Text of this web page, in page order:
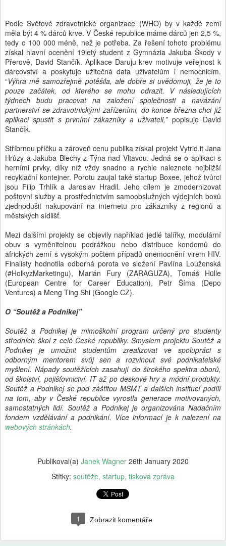
Podle Světové zdravotnické organizace (WHO) by v každé zemi
měla být 4 % dárců krve. V České republice máme dárců jen 2,5 %,
tedy o 100 000 méně, než je potřeba. Za řešení tohoto problému
získal hlavní ocenění 19letý student z Gymnázia Jakuba Škody v
Přerově, David Stančík. Aplikace Daruju krev motivuje veřejnost k
dárcovství a poskytuje užitečná data uživatelům i nemocnicím.
“Výhra mě samozřejmě potěšila, ale dobře si uvědomuji, že je to
pouze začátek, od kterého se mohu odrazit. V následujících
týdnech budu pracovat na založení společnosti a navázání
partnerství se zdravotnickými zařízeními, do konce března chci již
aplikaci spustit s prvními zákazníky a uživateli,” popisuje David
Stančík.
Stříbrnou příčku a zároveň cenu publika získal projekt Vytrid.it Jana
Hrůzy a Jakuba Blechy z Týna nad Vltavou. Jedná se o aplikaci s
herními prvky, díky níž vždy snadno a rychle naleznete nejbližší
recyklační kontejner. Porotu zaujal také startup Boxee, jehož tvůrci
jsou Filip Trhlík a Jaroslav Hradil. Jeho cílem je zmodernizovat
poštovní služby a prostřednictvím samoobslužných výdejních boxů
zjednodušit nakupování na internetu pro zákazníky z regionů a
městských sídlišť.
Mezi dalšími projekty se objevily například jedlé talířky, modulární
obuv s vyměnitelnou podrážkou nebo distribuce kondomů do
afrických zemí s vysokým počtem případů onemocnění virem HIV.
Finalisty hodnotila odborná porota ve složení Pavlína Louženská
(#HolkyzMarketingu), Marián Fury (ZARAGUZA), Tomáš Hülle
(European Centre for Career Education), Petr Šíma (Depo
Ventures) a Meng Ting Shi (Google CZ).
O “Soutěž a Podnikej”
Soutěž a Podnikej je mimoškolní program určený pro studenty
středních škol z celé České republiky. Smyslem projektu Soutěž a
Podnikej je umožnit studentům zrealizovat ve spolupráci s
odborným mentorem svůj sen a rozvinout své podnikatelské
myšlení. Nápady soutěžících zasahují do širokého spektra oborů,
od školství, pojišťovnictví, IT až po deskové hry a módní produkty.
Soutěž a Podnikej se pod záštitou MŠMT a dalších institucí podílí
na tom, aby v České republice vyrostla generace motivovaných,
samostatných lidí. Soutěž a Podnikej je organizována Nadačním
fondem vzdělávání a podnikání. Více informací je k nalezení na
webových stránkách.
Publikoval(a) Janek Wagner 26th January 2020
Štítky: soutěže startup tisková zpráva
1 Zobrazit komentáře